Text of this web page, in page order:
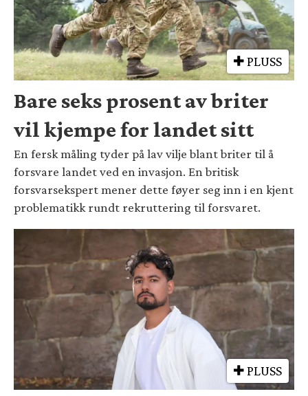
PLUSS
Bare seks prosent av briter
vil kjempe for landet sitt
En fersk måling tyder på lav vilje blant briter til å
forsvare landet ved en invasjon. En britisk
forsvarsekspert mener dette føyer seg inn i en kjent
problematikk rundt rekruttering til forsvaret.
PLUSS